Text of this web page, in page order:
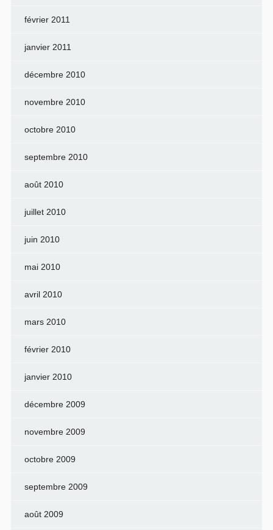
février 2011
janvier 2011
décembre 2010
novembre 2010
octobre 2010
septembre 2010
août 2010
juillet 2010
juin 2010
mai 2010
avril 2010
mars 2010
février 2010
janvier 2010
décembre 2009
novembre 2009
octobre 2009
septembre 2009
août 2009